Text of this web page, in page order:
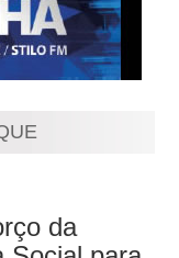
da